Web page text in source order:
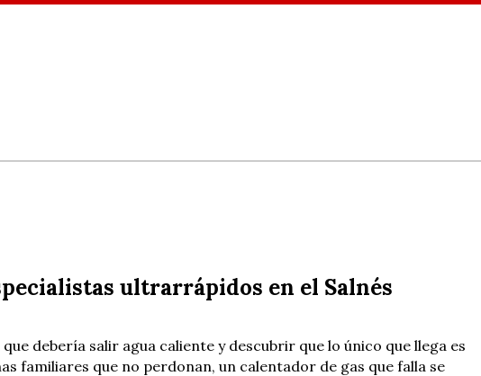
ultrarrápidos en el Salnés
debería salir agua caliente y descubrir que lo único que llega es
familiares que no perdonan, un calentador de gas que falla se